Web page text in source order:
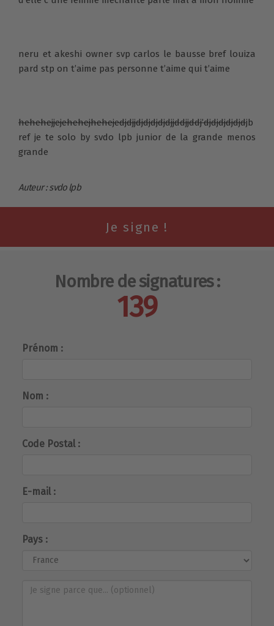
neru et akeshi owner svp carlos le bausse bref louiza
pard stp on t’aime pas personne t’aime qui t’aime
hehehejjejehehejhehejedjdjjdjdjdjdjdjjddjjddj’djdjdjdjdjdjb
ref je te solo by svdo lpb junior de la grande menos
grande
Auteur : svdo lpb
Nombre de signatures :
139
Prénom :
Nom :
Code Postal :
E-mail :
Pays :